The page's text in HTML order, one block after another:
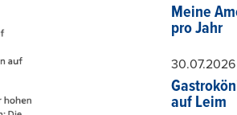
Meine
pro Jahr
30.07.2026
auf Leim